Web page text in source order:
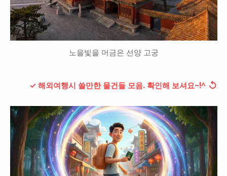
노을빛을 머금은 선양 고궁
✓ 해외여행시 쓸만한 물건들 모음. 확인해 보셔요~!^ ↺